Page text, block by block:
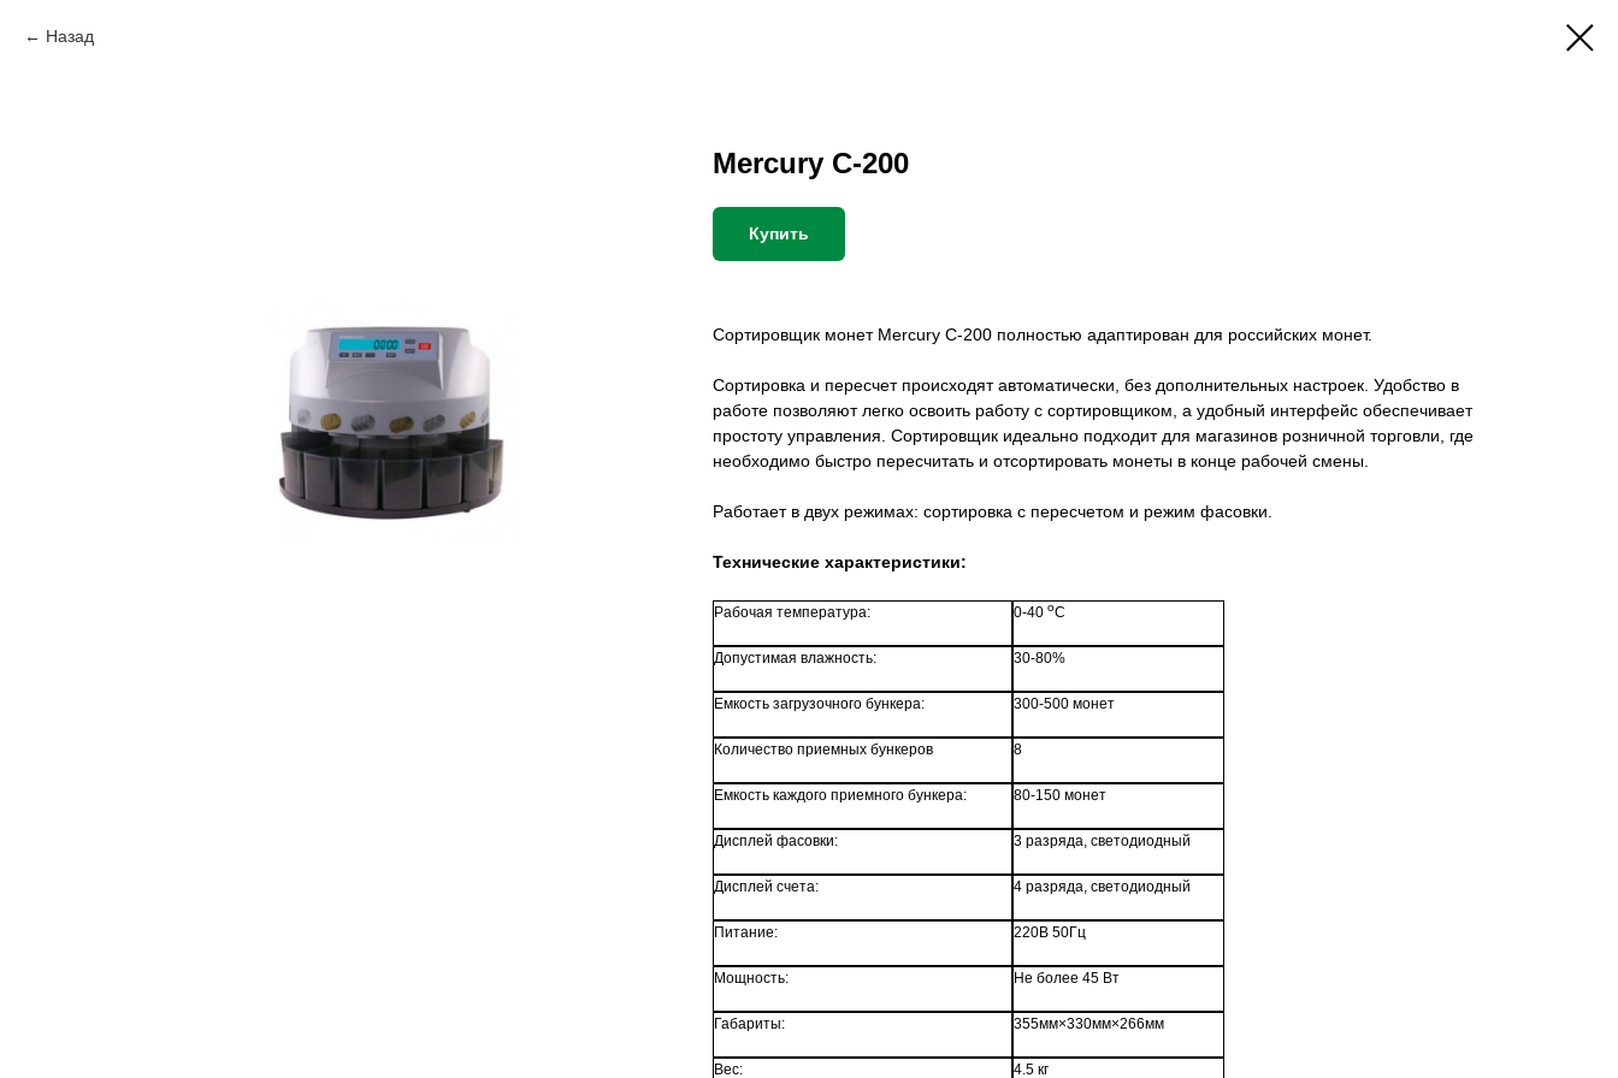
Назад
Mercury C-200
Купить
Сортировщик монет Mercury C-200 полностью адаптирован для российских монет.
Сортировка и пересчет происходят автоматически, без дополнительных настроек. Удобство в
работе позволяют легко освоить работу с сортировщиком, а удобный интерфейс обеспечивает
простоту управления. Сортировщик идеально подходит для магазинов розничной торговли, где
необходимо быстро пересчитать и отсортировать монеты в конце рабочей смены.
Работает в двух режимах: сортировка с пересчетом и режим фасовки.
Технические характеристики:
Рабочая температура: 0-40 оС
Допустимая влажность: 30-80%
Емкость загрузочного бункера: 300-500 монет
Количество приемных бункеров 8
Емкость каждого приемного бункера: 80-150 монет
Дисплей фасовки: 3 разряда, светодиодный
Дисплей счета: 4 разряда, светодиодный
Питание: 220В 50Гц
Мощность: Не более 45 Вт
Габариты: 355мм×330мм×266мм
Вес: 4.5 кг